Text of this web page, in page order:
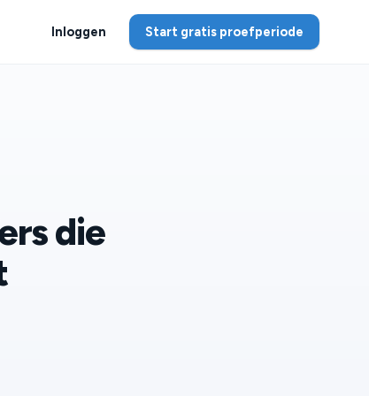
Inloggen Start gratis proefperiode
die